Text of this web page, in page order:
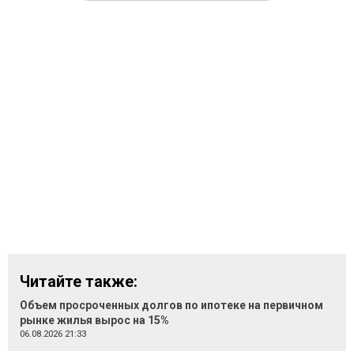
Читайте также:
Объем просроченных долгов по ипотеке на первичном
рынке жилья вырос на 15%
06.08.2026 21:33